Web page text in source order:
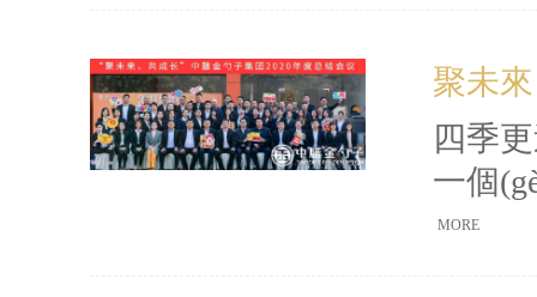
是·新
▲廣州
(huì)·
聚未
四季
一個
別。
MORE